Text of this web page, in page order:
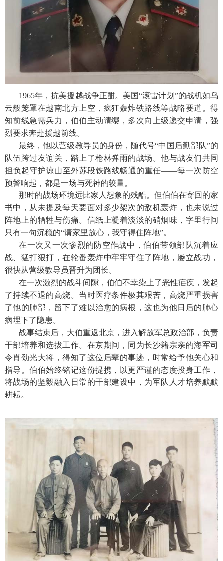
1965年，抗美援越战争正酣。美国“滚雷计划”的战机如乌
云般笼罩在越南北方上空，疯狂轰炸铁路线等战略要道。得
知前线急需兵力，伯伯主动请缨，多次向上级递交申请，强
烈要求奔赴援越前线。
最终，他以营级教导员的身份，随代号“中国后勤部队”的
队伍跨过友谊关，踏上了枪林弹雨的战场。他与战友们共同
担负起守护谅山至外苏段铁路线畅通的重任——每一次防空
预警响起，都是一场与死神的较量。
那时的战场环境远比家人想象的残酷。但伯伯在寄回的家
书中，从未提及每天要面对多少架次的敌机轰炸，也未说过
阵地上的牺牲与伤痛。信纸上凝着淡淡的硝烟味，字里行间
只有一句沉稳的“请家里放心，我守得住阵地”。
在一次又一次惨烈的防空作战中，伯伯带领部队沉着应
战、猛打狠打，在轮番轰炸中牢牢守住了阵地，屡立战功，
很快从营级教导员晋升为团长。
在一次激烈的战斗间隙，伯伯不幸染上了恶性疟疾，发起
了持续不退的高烧。当时医疗条件极其艰苦，高烧严重损害
了他的肺部，留下了难以治愈的病根，这也为他日后的肺心
病埋下了隐患。
战事结束后，大伯重返北京，进入解放军总政治部，负责
干部培养和选拔工作。在京期间，同为长沙籍宗亲的海军司
令肖劲光大将，得知了这位后辈的事迹，时常给予他关心和
指导。伯伯始终铭记这份提携，以更严谨的态度投身工作，
将战场的坚毅融入日常的干部建设中，为军队人才培养默默
耕耘。